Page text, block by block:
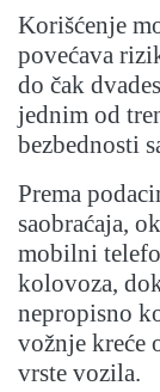
Korišćenje
povećava
do čak
jednim od
bezbednosti
Prema
saobraćaja,
mobilni
kolovoza,
nepropisno
vožnje kreće
vrste vozila.